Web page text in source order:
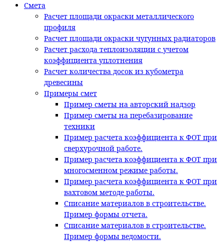
Смета
Расчет площади окраски металлического
профиля
Расчет площади окраски чугунных радиаторов
Расчет расхода теплоизоляции с учетом
коэффициента уплотнения
Расчет количества досок из кубометра
древесины
Примеры смет
Пример сметы на авторский надзор
Пример сметы на перебазирование
техники
Пример расчета коэффициента к ФОТ при
сверхурочной работе.
Пример расчета коэффициента к ФОТ при
многосменном режиме работы.
Пример расчета коэффициента к ФОТ при
вахтовом методе работы.
Списание материалов в строительстве.
Пример формы отчета.
Списание материалов в строительстве.
Пример формы ведомости.